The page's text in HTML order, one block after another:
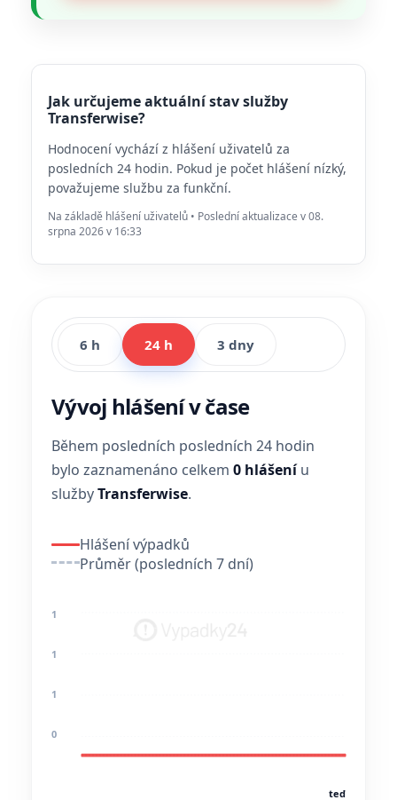
Jak určujeme aktuální stav služby
Transferwise?
Hodnocení vychází z hlášení uživatelů za
posledních 24 hodin. Pokud je počet hlášení nízký,
považujeme službu za funkční.
Na základě hlášení uživatelů • Poslední aktualizace v 08.
srpna 2026 v 16:33
6 h 24 h 3 dny
Vývoj hlášení v čase
Během posledních posledních 24 hodin
bylo zaznamenáno celkem 0 hlášeníu
službyTransferwise.
Hlášení výpadků
Průměr (posledních 7 dní)
1
1
1
0
teď